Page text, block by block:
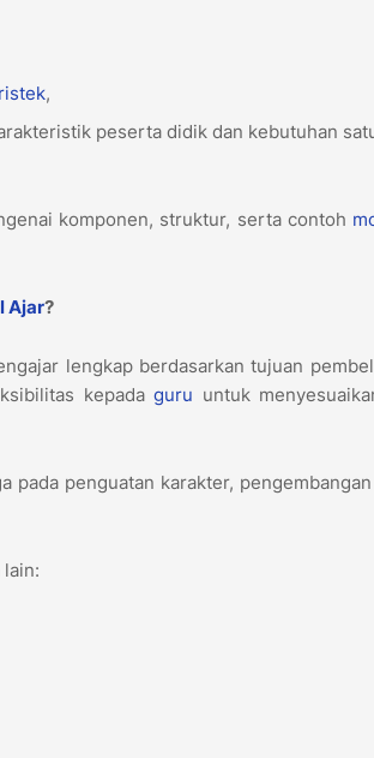
,
peserta didik dan kebutuhan
komponen, struktur, serta contoh
Ajar?
lengkap berdasarkan tujuan
kepadaguru untuk
penguatan karakter,